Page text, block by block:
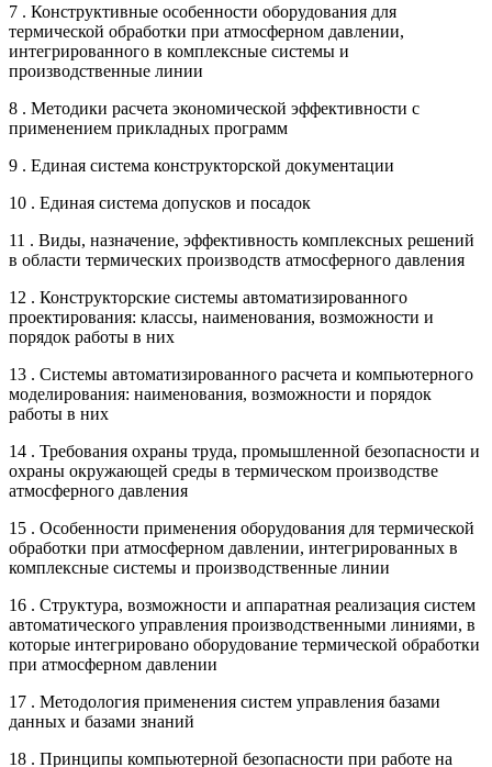
7 . Конструктивные особенности оборудования для
термической обработки при атмосферном давлении,
интегрированного в комплексные системы и
производственные линии
8 . Методики расчета экономической эффективности с
применением прикладных программ
9 . Единая система конструкторской документации
10 . Единая система допусков и посадок
11 . Виды, назначение, эффективность комплексных решений
в области термических производств атмосферного давления
12 . Конструкторские системы автоматизированного
проектирования: классы, наименования, возможности и
порядок работы в них
13 . Системы автоматизированного расчета и компьютерного
моделирования: наименования, возможности и порядок
работы в них
14 . Требования охраны труда, промышленной безопасности и
охраны окружающей среды в термическом производстве
атмосферного давления
15 . Особенности применения оборудования для термической
обработки при атмосферном давлении, интегрированных в
комплексные системы и производственные линии
16 . Структура, возможности и аппаратная реализация систем
автоматического управления производственными линиями, в
которые интегрировано оборудование термической обработки
при атмосферном давлении
17 . Методология применения систем управления базами
данных и базами знаний
18 . Принципы компьютерной безопасности при работе на